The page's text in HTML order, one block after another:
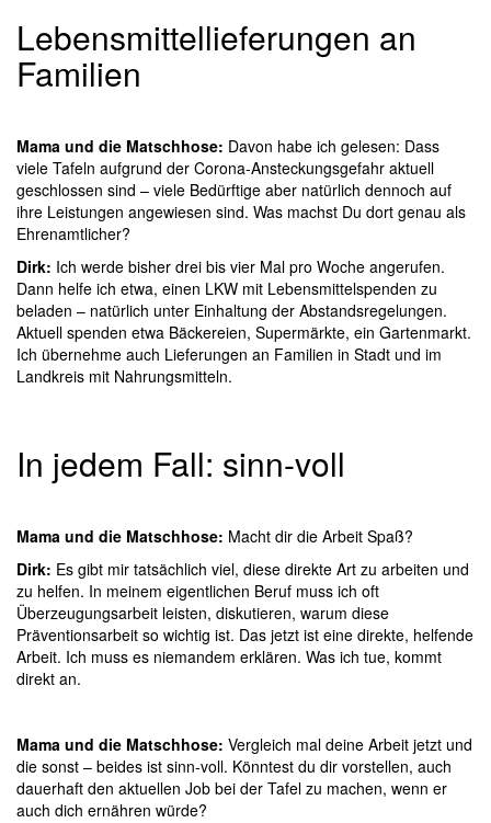
Lebensmittellieferungen an
Familien
Mama und die Matschhose: Davon habe ich gelesen: Dass
viele Tafeln aufgrund der Corona-Ansteckungsgefahr aktuell
geschlossen sind – viele Bedürftige aber natürlich dennoch auf
ihre Leistungen angewiesen sind. Was machst Du dort genau als
Ehrenamtlicher?
Dirk: Ich werde bisher drei bis vier Mal pro Woche angerufen.
Dann helfe ich etwa, einen LKW mit Lebensmittelspenden zu
beladen – natürlich unter Einhaltung der Abstandsregelungen.
Aktuell spenden etwa Bäckereien, Supermärkte, ein Gartenmarkt.
Ich übernehme auch Lieferungen an Familien in Stadt und im
Landkreis mit Nahrungsmitteln.
In jedem Fall: sinn-voll
Mama und die Matschhose: Macht dir die Arbeit Spaß?
Dirk: Es gibt mir tatsächlich viel, diese direkte Art zu arbeiten und
zu helfen. In meinem eigentlichen Beruf muss ich oft
Überzeugungsarbeit leisten, diskutieren, warum diese
Präventionsarbeit so wichtig ist. Das jetzt ist eine direkte, helfende
Arbeit. Ich muss es niemandem erklären. Was ich tue, kommt
direkt an.
Mama und die Matschhose: Vergleich mal deine Arbeit jetzt und
die sonst – beides ist sinn-voll. Könntest du dir vorstellen, auch
dauerhaft den aktuellen Job bei der Tafel zu machen, wenn er
auch dich ernähren würde?